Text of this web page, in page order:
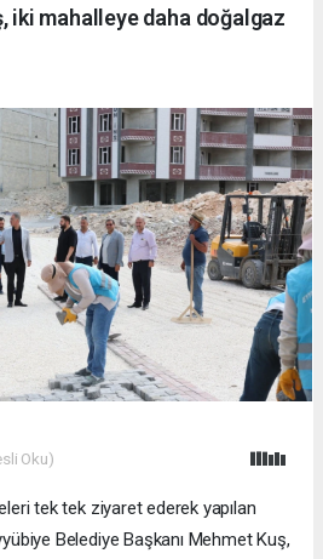
iki mahalleye daha doğalgaz
Oku)
tek tek ziyaret ederek yapılan
Belediye Başkanı Mehmet Kuş,